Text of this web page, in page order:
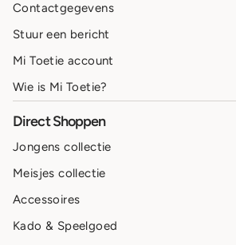
Contactgegevens
Stuur een bericht
Mi Toetie account
Wie is Mi Toetie?
Direct Shoppen
Jongens collectie
Meisjes collectie
Accessoires
Kado & Speelgoed